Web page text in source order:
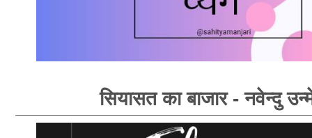
सियासत का बाजार - नवेन्दु